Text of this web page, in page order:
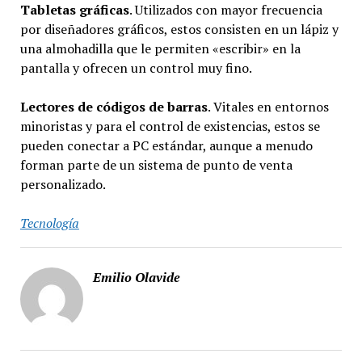
Tabletas gráficas. Utilizados con mayor frecuencia
por diseñadores gráficos, estos consisten en un lápiz y
una almohadilla que le permiten «escribir» en la
pantalla y ofrecen un control muy fino.
Lectores de códigos de barras. Vitales en entornos
minoristas y para el control de existencias, estos se
pueden conectar a PC estándar, aunque a menudo
forman parte de un sistema de punto de venta
personalizado.
Tecnología
Emilio Olavide